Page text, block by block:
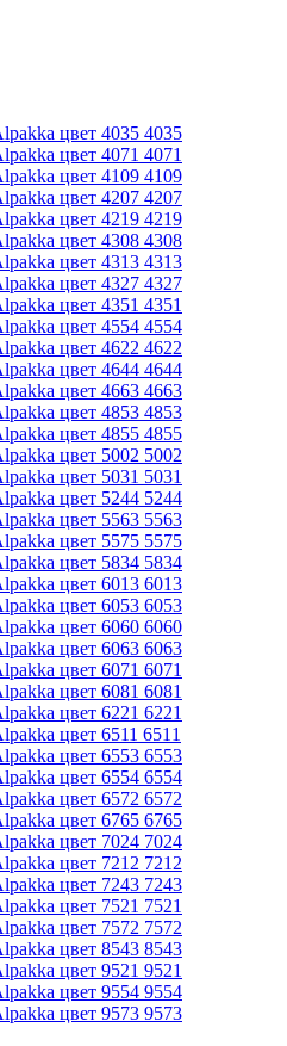
4035
4071
4109
4207
4219
4308
4313
4327
4351
4554
4622
4644
4663
4853
4855
5002
5031
5244
5563
5575
5834
6013
6053
6060
6063
6071
6081
6221
6511
6553
6554
6572
6765
7024
7212
7243
7521
7572
8543
9521
9554
9573